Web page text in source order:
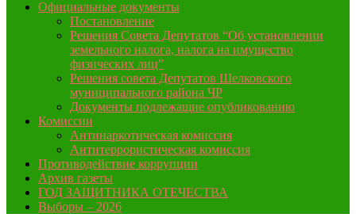
Официальные документы
Постановление
Решения Совета Депутатов “Об установлении
земельного налога, налога на имущество
физических лиц”
Решения совета Депутатов Шелковского
муниципального района ЧР
Документы подлежащие опубликованию
Комиссии
Антинаркотическая комиссия
Антитеррористическая комиссия
Противодействие коррупции
Архив газеты
ГОД ЗАЩИТНИКА ОТЕЧЕСТВА
Выборы – 2026